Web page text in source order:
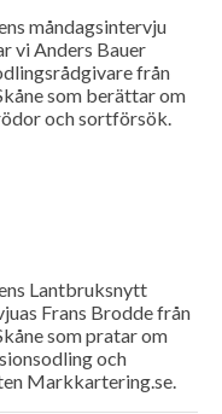
måndagsintervju
vi Anders Bauer
från
som berättar om
och sortförsök.
Lantbruksnytt
Frans Brodde från
som pratar om
och
Markkartering.se.